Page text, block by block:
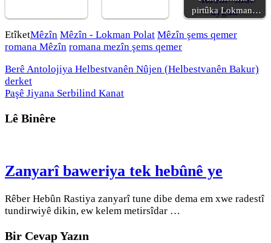
pirtûka Lokman…
EtîketMêzîn Mêzîn - Lokman Polat Mêzîn şems qemer
romana Mêzîn romana mezîn şems qemer
Berê Antolojiya Helbestvanên Nûjen (Helbestvanên Bakur)
derket
Paşê Jiyana Serbilind Kanat
Lê Binêre
Zanyarî baweriya tek hebûnê ye
Rêber Hebûn Rastiya zanyarî tune dibe dema em xwe radestî
tundirwiyê dikin, ew kelem metirsîdar …
Bir Cevap Yazın